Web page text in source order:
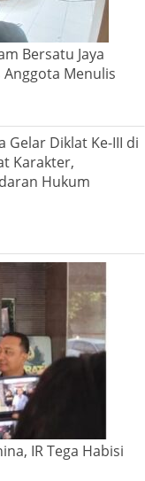
Bersatu Jaya
Menulis
Gelar Diklat Ke-III di
Karakter,
Hukum
IR Tega Habisi